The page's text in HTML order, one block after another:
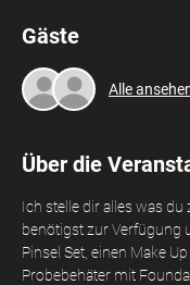
Gäste
Alle
Über die
Ich stelle dir alles was
benötigst zur Verfügung
Pinsel Set, einen Make
Probebehäter mit